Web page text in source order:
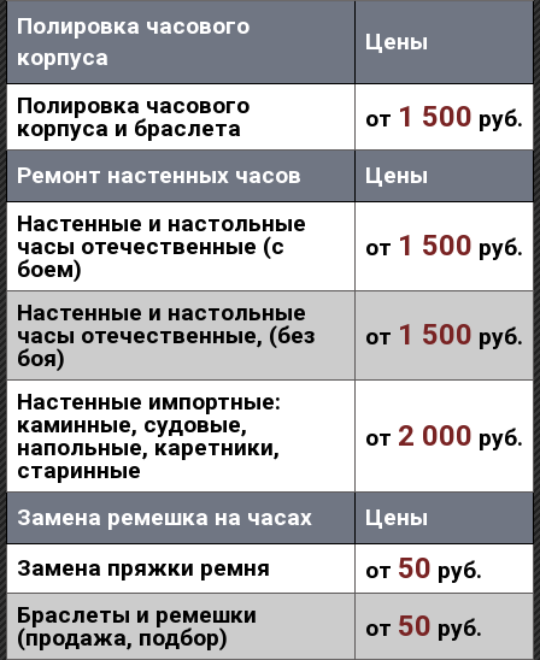
Полировка часового
корпуса
Цены
Полировка часового
корпуса и браслета
от 1 500 руб.
Ремонт настенных часов
Цены
Настенные и настольные
часы отечественные (с
боем)
от 1 500 руб.
Настенные и настольные
часы отечественные, (без
боя)
от 1 500 руб.
Настенные импортные:
каминные, судовые,
напольные, каретники,
старинные
от 2 000 руб.
Замена ремешка на часах
Цены
Замена пряжки ремня
от 50 руб.
Браслеты и ремешки
(продажа, подбор)
от 50 руб.